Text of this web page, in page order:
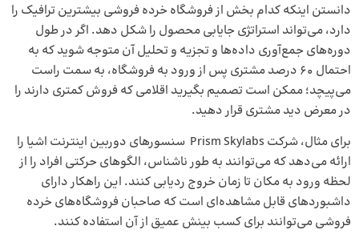
دانستن اینکه کدام بخش از فروشگاه خرده فروشی بیشترین ترافیک را
دارد، می‌تواند استراتژی جایابی محصول را شکل دهد. اگر در طول
دوره‌های جمع‌آوری داده‌ها و تجزیه و تحلیل آن متوجه شوید که به
احتمال 60 درصد مشتری پس از ورود به فروشگاه، به سمت راست
می‌پیچد؛ ممکن است تصمیم بگیرید اقلامی که فروش کمتری دارند را
در معرض دید مشتری قرار دهید.
برای مثال، شرکت Prism Skylabs سنسورهای دوربین اینترنت اشیا را
ارائه می‌دهد که می‌توانند به طور ناشناس، الگوهای حرکتی افراد را از
لحظه ورود به مکان تا زمان خروج ردیابی کنند. این راهکار دارای
داشبوردهای قابل مشاهده‌ای است که صاحبان فروشگاه‌های خرده
فروشی می‌توانند برای کسب بینش عمیق از آن استفاده کنند.